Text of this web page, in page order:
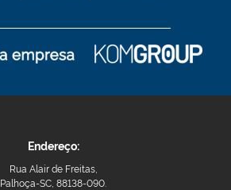
Endereço:
Rua Alair de Freitas,
Palhoça-SC, 88138-090.